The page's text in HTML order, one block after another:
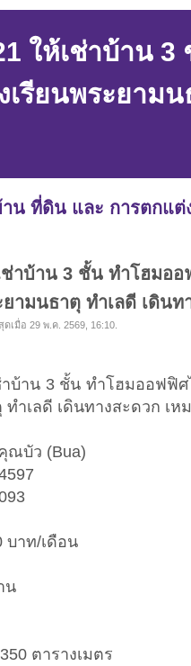
ให้เช่าบ้าน
เรียนพระยาม
น ที่ดิน และ การตกแต่
ช่าบ้าน 3 ชั้น ทำโฮมอ
ยามนธาตุ ทำเลดี เดิน
เมื่อ 29 พ.ค. 2569, 16:10.
าบ้าน 3 ชั้น ทำโฮมออฟฟิ
ำเลดี เดินทางสะดวก เ
ณบัว (Bua)
บาท/เดือน
น
ตารางเมตร